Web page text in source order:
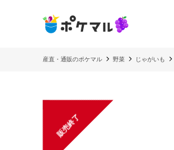
産直・通販のポケマル 野菜 じゃがいも
販売終了